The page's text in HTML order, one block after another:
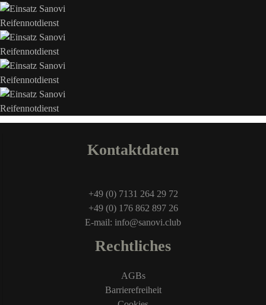
Kontaktdaten
+49 (0) 7131 264 29 72
+49 (0) 176 862 897 26
E-mail: info@sanovi.club
Rechtliches
AGBs
Barrierefreiheit